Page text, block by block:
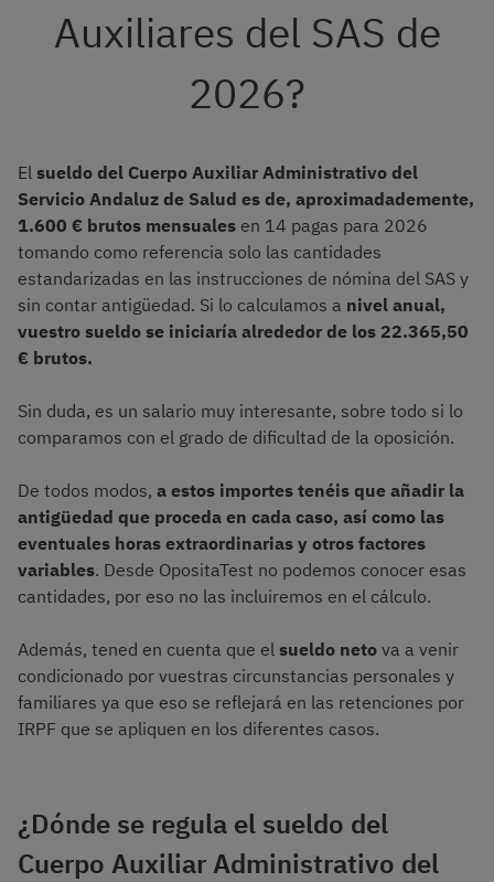
Auxiliares del SAS de
2026?
El sueldo del Cuerpo Auxiliar Administrativo del
Servicio Andaluz de Salud es de, aproximadademente,
1.600 € brutos mensuales en 14 pagas para 2026
tomando como referencia solo las cantidades
estandarizadas en las instrucciones de nómina del SAS y
sin contar antigüedad. Si lo calculamos a nivel anual,
vuestro sueldo se iniciaría alrededor de los 22.365,50
€ brutos.
Sin duda, es un salario muy interesante, sobre todo si lo
comparamos con el grado de dificultad de la oposición.
De todos modos, a estos importes tenéis que añadir la
antigüedad que proceda en cada caso, así como las
eventuales horas extraordinarias y otros factores
variables. Desde OpositaTest no podemos conocer esas
cantidades, por eso no las incluiremos en el cálculo.
Además, tened en cuenta que el sueldo neto va a venir
condicionado por vuestras circunstancias personales y
familiares ya que eso se reflejará en las retenciones por
IRPF que se apliquen en los diferentes casos.
¿Dónde se regula el sueldo del
Cuerpo Auxiliar Administrativo del